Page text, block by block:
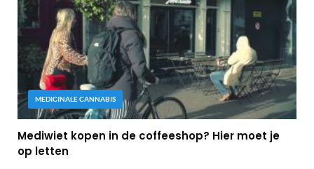
MEDICINALE CANNABIS
Mediwiet kopen in de coffeeshop? Hier moet je
op letten